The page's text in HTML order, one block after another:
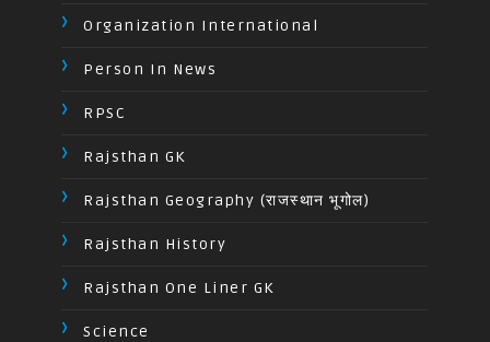
Organization International
Person In News
RPSC
Rajsthan GK
Rajsthan Geography (राजस्थान भूगोल)
Rajsthan History
Rajsthan One Liner GK
Science